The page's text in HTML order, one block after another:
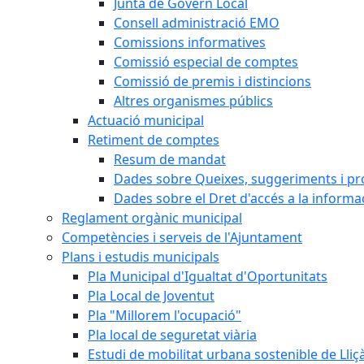
Consell administració EMO
Comissions informatives
Comissió especial de comptes
Comissió de premis i distincions
Altres organismes públics
Actuació municipal
Retiment de comptes
Resum de mandat
Dades sobre Queixes, suggeriments i
Dades sobre el Dret d'accés a la
Reglament orgànic municipal
Competències i serveis de l'Ajuntament
Plans i estudis municipals
Pla Municipal d'Igualtat d'Oportunitats
Pla Local de Joventut
Pla "Millorem l'ocupació"
Pla local de seguretat viària
Estudi de mobilitat urbana sostenible de